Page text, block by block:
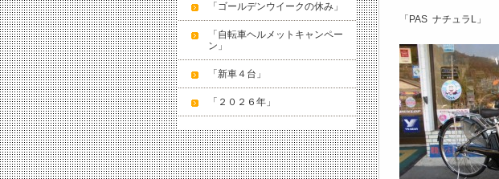
「PAS ナチュラL
「ゴールデンウイークの休み」
「自転車ヘルメットキャンペー
ン」
「新車４台」
「２０２６年」